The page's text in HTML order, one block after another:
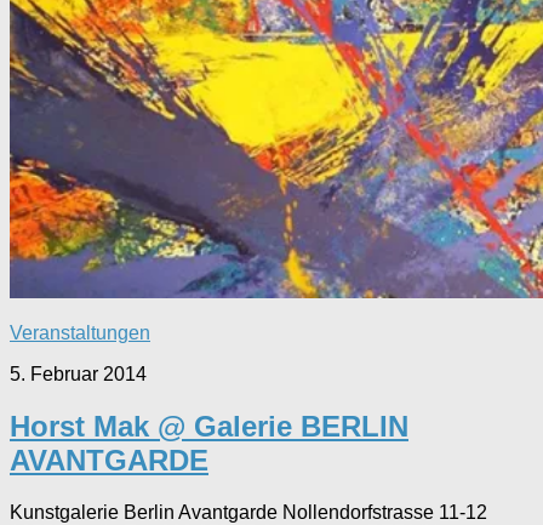
Veranstaltungen
5. Februar 2014
Horst Mak @ Galerie BERLIN
AVANTGARDE
Kunstgalerie Berlin Avantgarde Nollendorfstrasse 11-12